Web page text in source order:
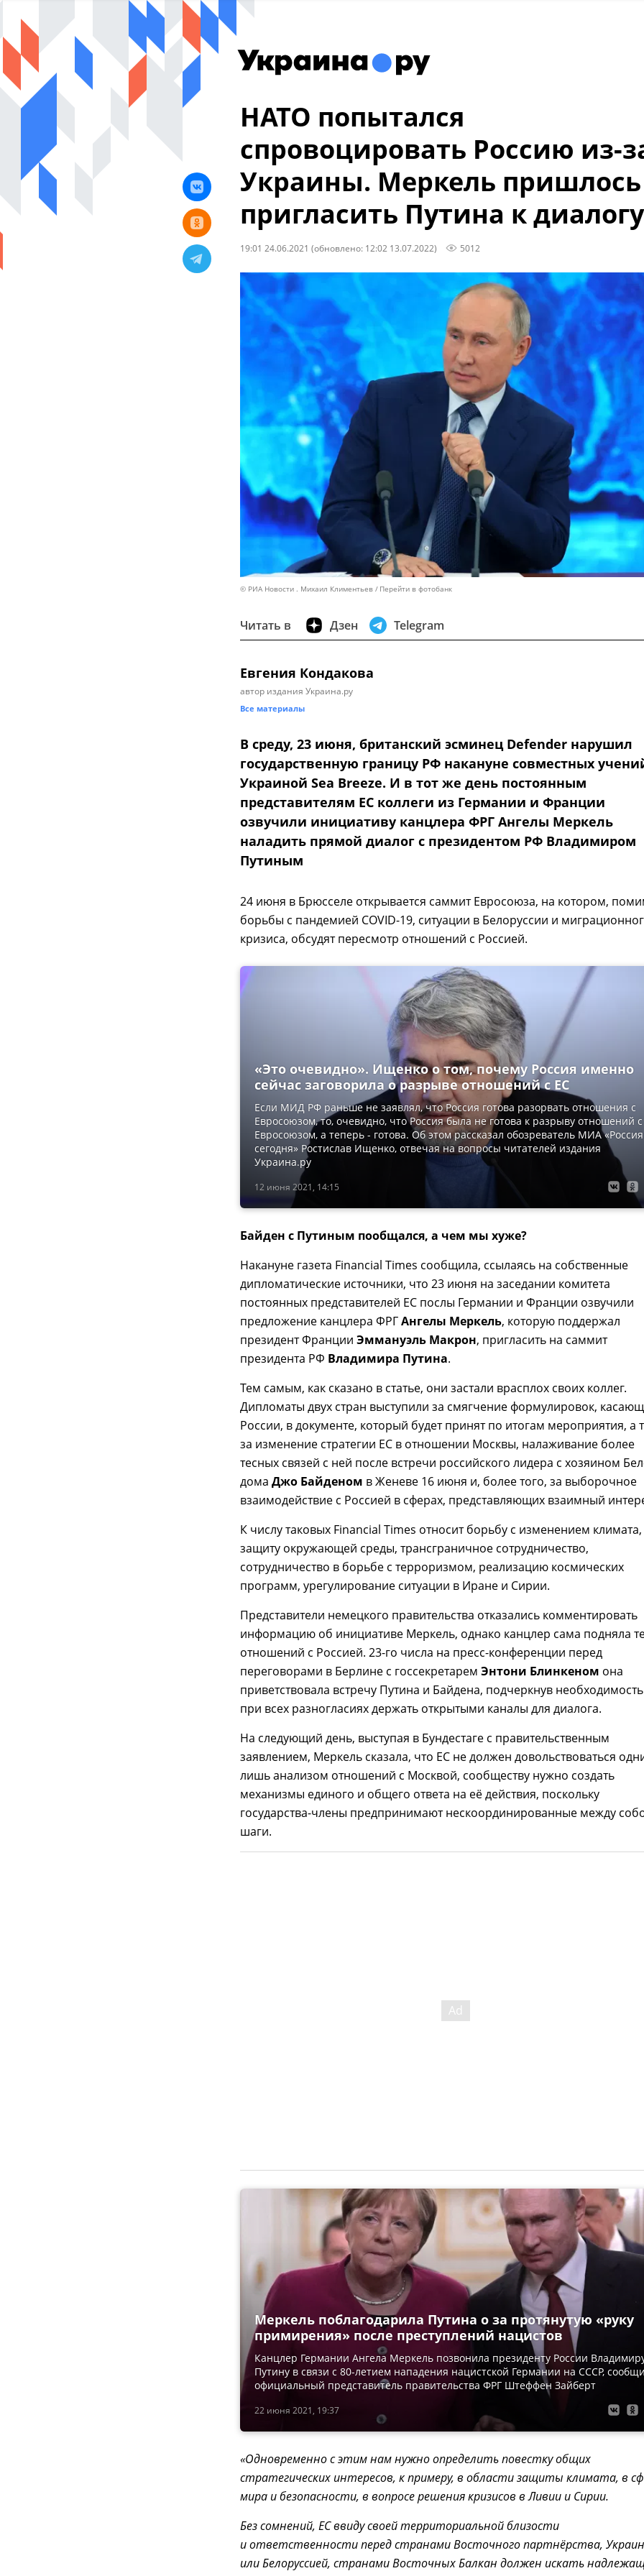
НАТО попытался
спровоцировать Россию из-
Украины. Меркель пришлось
пригласить Путина к диалогу
19:01 24.06.2021 (обновлено: 12:02 13.07.2022) 5012
© РИА Новости . Михаил Климентьев Перейти в фотобанк
Читать в Дзен Telegram
Евгения Кондакова
автор издания Украина.ру
Все материалы
В среду, 23 июня, британский эсминец Defender нарушил
государственную границу РФ накануне совместных
Украиной Sea Breeze. И в тот же день постоянным
представителям ЕС коллеги из Германии и Франции
озвучили инициативу канцлера ФРГ Ангелы Меркель
наладить прямой диалог с президентом РФ Владимиром
Путиным
24 июня в Брюсселе открывается саммит Евросоюза, на котором,
борьбы с пандемией COVID-19, ситуации в Белоруссии и
кризиса, обсудят пересмотр отношений с Россией.
12 июня 2021, 14:15
«Это очевидно». Ищенко о том, почему Россия именно
сейчас заговорила о разрыве отношений с ЕС
Если МИД РФ раньше не заявлял, что Россия готова разорвать отношения с
Евросоюзом, то, очевидно, что Россия была не готова к разрыву отношений с
Евросоюзом, а теперь - готова. Об этом рассказал обозреватель МИА «Россия
сегодня» Ростислав Ищенко, отвечая на вопросы читателей издания
Украина.ру
Байден с Путиным пообщался, а чем мы хуже?
Накануне газета Financial Times сообщила, ссылаясь на собственные
дипломатические источники, что 23 июня на заседании комитета
постоянных представителей ЕС послы Германии и Франции озвучили
предложение канцлера ФРГАнгелы Меркель, которую поддержал
президент Франции Эммануэль Макрон, пригласить на саммит
президента РФ Владимира Путина.
Тем самым, как сказано в статье, они застали врасплох своих коллег.
Дипломаты двух стран выступили за смягчение формулировок,
России, в документе, который будет принят по итогам мероприятия, а
за изменение стратегии ЕС в отношении Москвы, налаживание более
тесных связей с ней после встречи российского лидера с хозяином
дома Джо Байденом в Женеве 16 июня и, более того, за выборочное
взаимодействие с Россией в сферах, представляющих взаимный
К числу таковых Financial Times относит борьбу с изменением климата,
защиту окружающей среды, трансграничное сотрудничество,
сотрудничество в борьбе с терроризмом, реализацию космических
программ, урегулирование ситуации в Иране и Сирии.
Представители немецкого правительства отказались комментировать
информацию об инициативе Меркель, однако канцлер сама подняла
отношений с Россией. 23-го числа на пресс-конференции перед
переговорами в Берлине с госсекретарем Энтони Блинкеном она
приветствовала встречу Путина и Байдена, подчеркнув необходимость
при всех разногласиях держать открытыми каналы для диалога.
На следующий день, выступая в Бундестаге с правительственным
заявлением, Меркель сказала, что ЕС не должен довольствоваться
лишь анализом отношений с Москвой, сообществу нужно создать
механизмы единого и общего ответа на её действия, поскольку
государства-члены предпринимают нескоординированные между
шаги.
22 июня 2021, 19:37
Меркель поблагодарила Путина о за протянутую «руку
примирения» после преступлений нацистов
Канцлер Германии Ангела Меркель позвонила президенту России
Путину в связи с 80-летием нападения нацистской Германии на СССР,
официальный представитель правительства ФРГ Штеффен Зайберт
«Одновременно с этим нам нужно определить повестку общих
стратегических интересов, к примеру, в области защиты климата, в
мира и безопасности, в вопросе решения кризисов в Ливии и Сирии.
Без сомнений, ЕС ввиду своей территориальной близости
и ответственности перед странами Восточного партнёрства,
или Белоруссией, странами Восточных Балкан должен искать